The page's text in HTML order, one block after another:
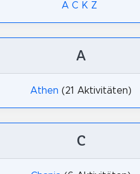
A C K Z
A
Athen (21 Aktivitäten)
C